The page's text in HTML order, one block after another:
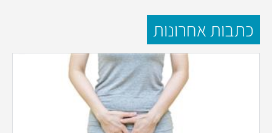
כתבות אחרונות